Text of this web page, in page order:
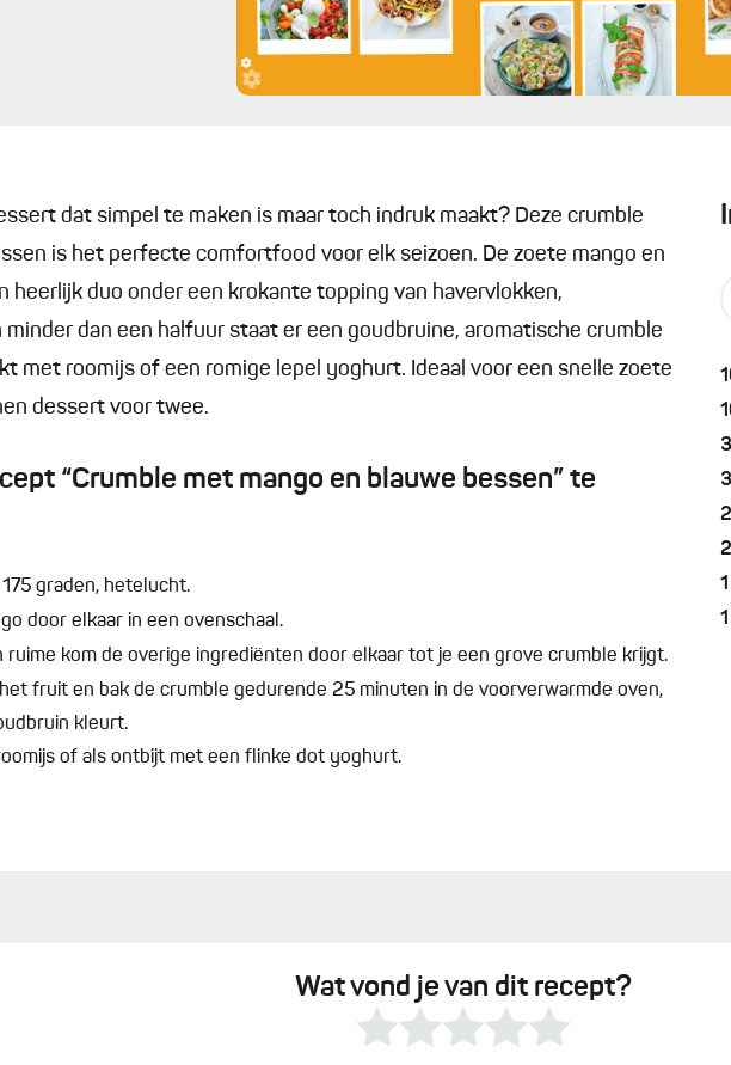
1
1
dat simpel te maken is maar toch indruk maakt? Deze crumble
is het perfecte comfortfood voor elk seizoen. De zoete mango en
heerlijk duo onder een krokante topping van havervlokken,
dan een halfuur staat er een goudbruine, aromatische crumble
met roomijs of een romige lepel yoghurt. Ideaal voor een snelle zoete
dessert voor twee.
“Crumble met mango en blauwe bessen” te
graden, hetelucht.
door elkaar in een ovenschaal.
ruime kom de overige ingrediënten door elkaar tot je een grove crumble krijgt.
fruit en bak de crumble gedurende 25 minuten in de voorverwarmde oven,
kleurt.
of als ontbijt met een flinke dot yoghurt.
Wat vond je van dit recept?